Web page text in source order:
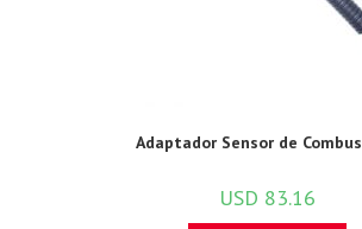
Adaptador Sensor de
USD 83.16